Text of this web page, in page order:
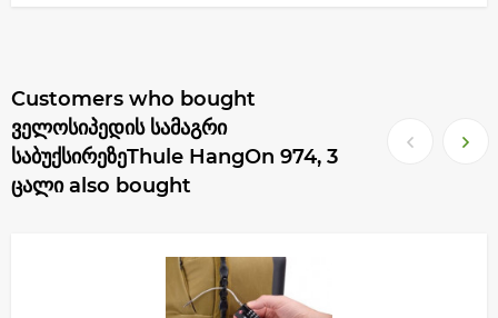
Customers who bought
ველოსიპედის სამაგრი
საბუქსირეზეThule HangOn 974, 3
ცალი also bought